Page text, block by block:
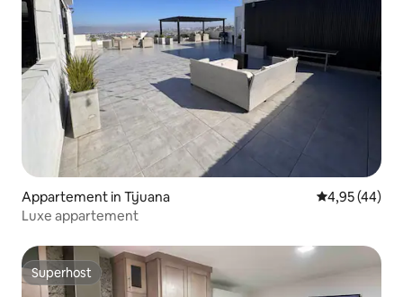
Appartement in Tijuana Gemiddelde
4,95 (44)
Luxe appartement
Superhost
Superhost